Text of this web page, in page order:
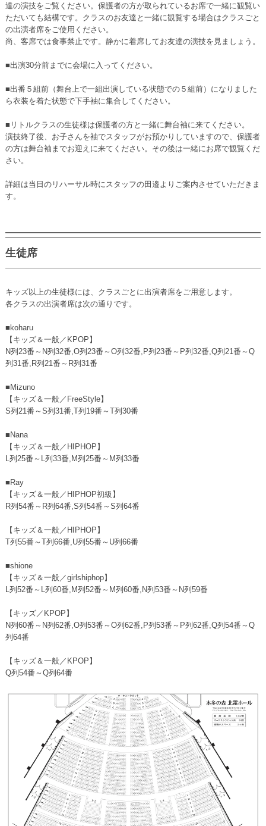
達の演技をご覧ください。保護者の方が取られているお席で一緒に観覧い
ただいても結構です。クラスのお友達と一緒に観覧する場合はクラスごと
の出演者席をご使用ください。
尚、客席では食事禁止です。静かに着席してお友達の演技を見ましょう。
■出演30分前までに会場に入ってください。
■出番５組前（舞台上で一組出演している状態での５組前）になりました
ら衣装を着た状態で下手袖に集合してください。
■リトルクラスの生徒様は保護者の方と一緒に舞台袖に来てください。
演技終了後、お子さんを袖でスタッフがお預かりしていますので、保護者
の方は舞台袖までお迎えに来てください。その後は一緒にお席で観覧くだ
さい。
詳細は当日のリハーサル時にスタッフの田邉よりご案内させていただきま
す。
生徒席
キッズ以上の生徒様には、クラスごとに出演者席をご用意します。
各クラスの出演者席は次の通りです。
■koharu
【キッズ＆一般／KPOP】
N列23番～N列32番,O列23番～O列32番,P列23番～P列32番,Q列21番～Q
列31番,R列21番～R列31番
■Mizuno
【キッズ＆一般／FreeStyle】
S列21番～S列31番,T列19番～T列30番
■Nana
【キッズ＆一般／HIPHOP】
L列25番～L列33番,M列25番～M列33番
■Ray
【キッズ＆一般／HIPHOP初級】
R列54番～R列64番,S列54番～S列64番
【キッズ＆一般／HIPHOP】
T列55番～T列66番,U列55番～U列66番
■shione
【キッズ＆一般／girlshiphop】
L列52番～L列60番,M列52番～M列60番,N列53番～N列59番
【キッズ／KPOP】
N列60番～N列62番,O列53番～O列62番,P列53番～P列62番,Q列54番～Q
列64番
【キッズ＆一般／KPOP】
Q列54番～Q列64番